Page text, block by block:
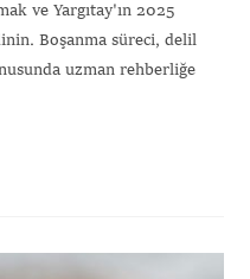
ve Yargıtay'ın 2025
Boşanma süreci, delil
uzman rehberliğe